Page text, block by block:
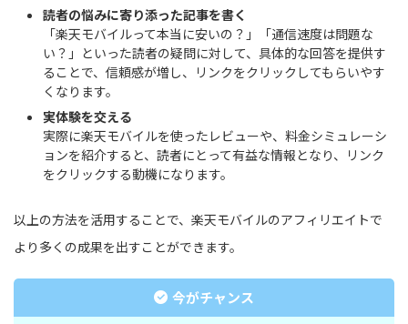
読者の悩みに寄り添った記事を書く
「楽天モバイルって本当に安いの？」「通信速度は問題な
い？」といった読者の疑問に対して、具体的な回答を提供す
ることで、信頼感が増し、リンクをクリックしてもらいやす
くなります。
実体験を交える
実際に楽天モバイルを使ったレビューや、料金シミュレーシ
ョンを紹介すると、読者にとって有益な情報となり、リンク
をクリックする動機になります。
以上の方法を活用することで、楽天モバイルのアフィリエイトで
より多くの成果を出すことができます。
今がチャンス